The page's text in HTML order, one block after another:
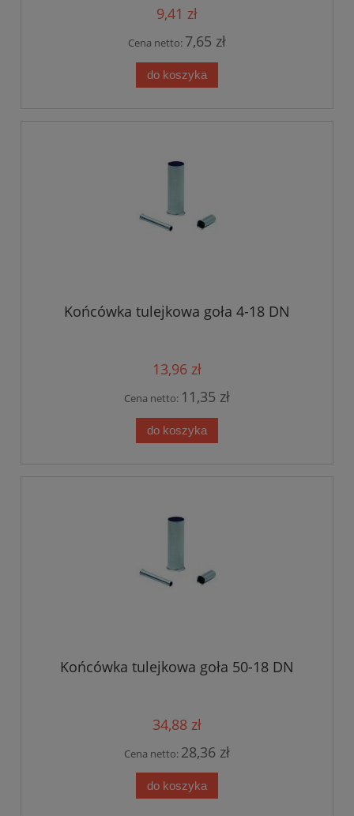
9,41 zł
Cena netto: 7,65 zł
do koszyka
Końcówka tulejkowa goła 4-18 DN
13,96 zł
Cena netto: 11,35 zł
do koszyka
Końcówka tulejkowa goła 50-18 DN
34,88 zł
Cena netto: 28,36 zł
do koszyka